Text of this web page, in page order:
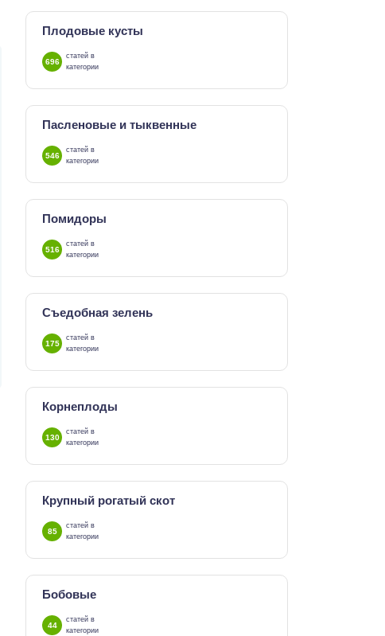
Плодовые кусты
696
статей в
категории
Пасленовые и тыквенные
546
статей в
категории
Помидоры
516
статей в
категории
Съедобная зелень
175
статей в
категории
Корнеплоды
130
статей в
категории
Крупный рогатый скот
85
статей в
категории
Бобовые
44
статей в
категории